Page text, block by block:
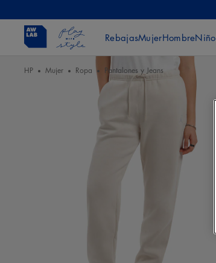
RebajasMujerHombreNiño
HP Mujer Ropa Pantalones y Jeans